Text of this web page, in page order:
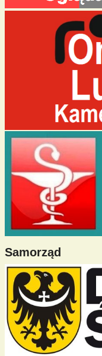
Samorząd